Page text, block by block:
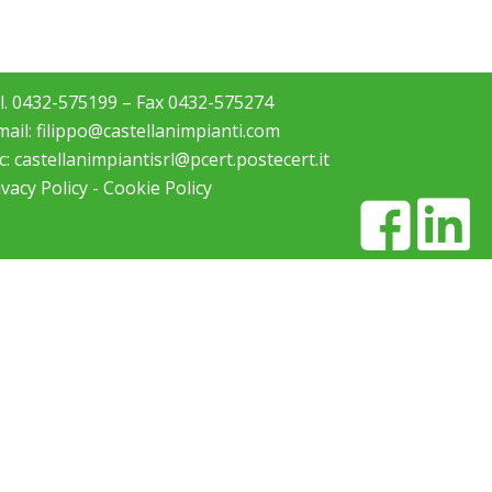
0432-575199 – Fax 0432-575274
filippo@castellanimpianti.com
castellanimpiantisrl@pcert.postecert.it
Policy -Cookie Policy